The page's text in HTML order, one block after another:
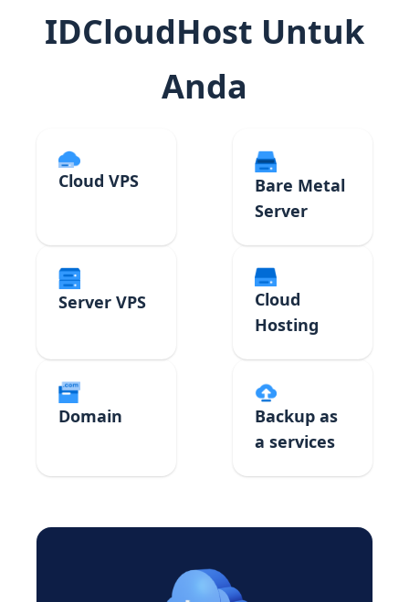
IDCloudHost Untuk
Anda
Cloud VPS
Bare Metal
Server
Server VPS
Cloud
Hosting
Domain
Backup as
a services